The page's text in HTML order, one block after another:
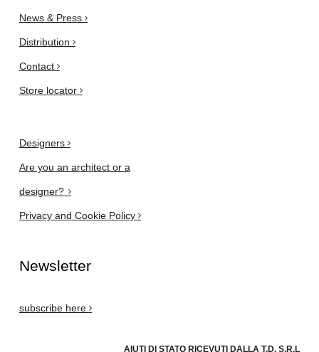
News & Press
Distribution
Contact
Store locator
Designers
Are you an architect or a
designer?
Privacy and Cookie Policy
Newsletter
subscribe here
AIUTI DI STATO RICEVUTI DALLA T.D. S.R.L